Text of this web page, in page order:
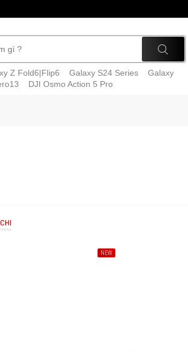
Z Fold6|Flip6 Galaxy S24 Series
Galaxy
DJI Osmo Action 5 Pro
NEW